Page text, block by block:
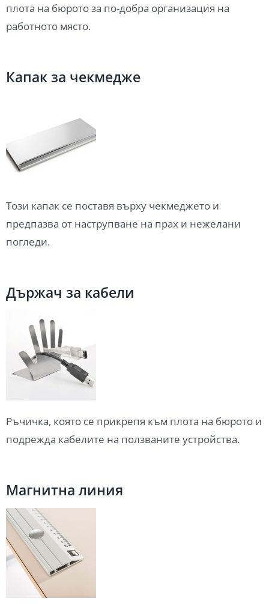
плота на бюрото за по-добра организация на
работното място.
Капак за чекмедже
Този капак се поставя върху чекмеджето и
предпазва от наструпване на прах и нежелани
погледи.
Държач за кабели
Ръчичка, която се прикрепя към плота на бюрото и
подрежда кабелите на ползваните устройства.
Магнитна линия